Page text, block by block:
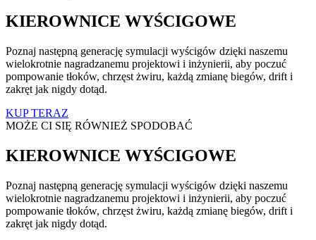
KIEROWNICE WYŚCIGOWE
Poznaj następną generację symulacji wyścigów dzięki naszemu
wielokrotnie nagradzanemu projektowi i inżynierii, aby poczuć
pompowanie tłoków, chrzęst żwiru, każdą zmianę biegów, drift i
zakręt jak nigdy dotąd.
KUP TERAZ
MOŻE CI SIĘ RÓWNIEŻ SPODOBAĆ
KIEROWNICE WYŚCIGOWE
Poznaj następną generację symulacji wyścigów dzięki naszemu
wielokrotnie nagradzanemu projektowi i inżynierii, aby poczuć
pompowanie tłoków, chrzęst żwiru, każdą zmianę biegów, drift i
zakręt jak nigdy dotąd.